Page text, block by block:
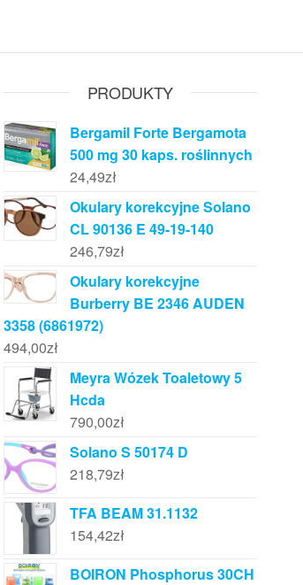
PRODUKTY
Bergamil Forte Bergamota
500 mg 30 kaps. roślinnych
24,49zł
Okulary korekcyjne Solano
CL 90136 E 49-19-140
246,79zł
Okulary korekcyjne
Burberry BE 2346 AUDEN
3358 (6861972)
494,00zł
Meyra Wózek Toaletowy 5
Hcda
790,00zł
Solano S 50174 D
218,79zł
TFA BEAM 31.1132
154,42zł
BOIRON Phosphorus 30CH